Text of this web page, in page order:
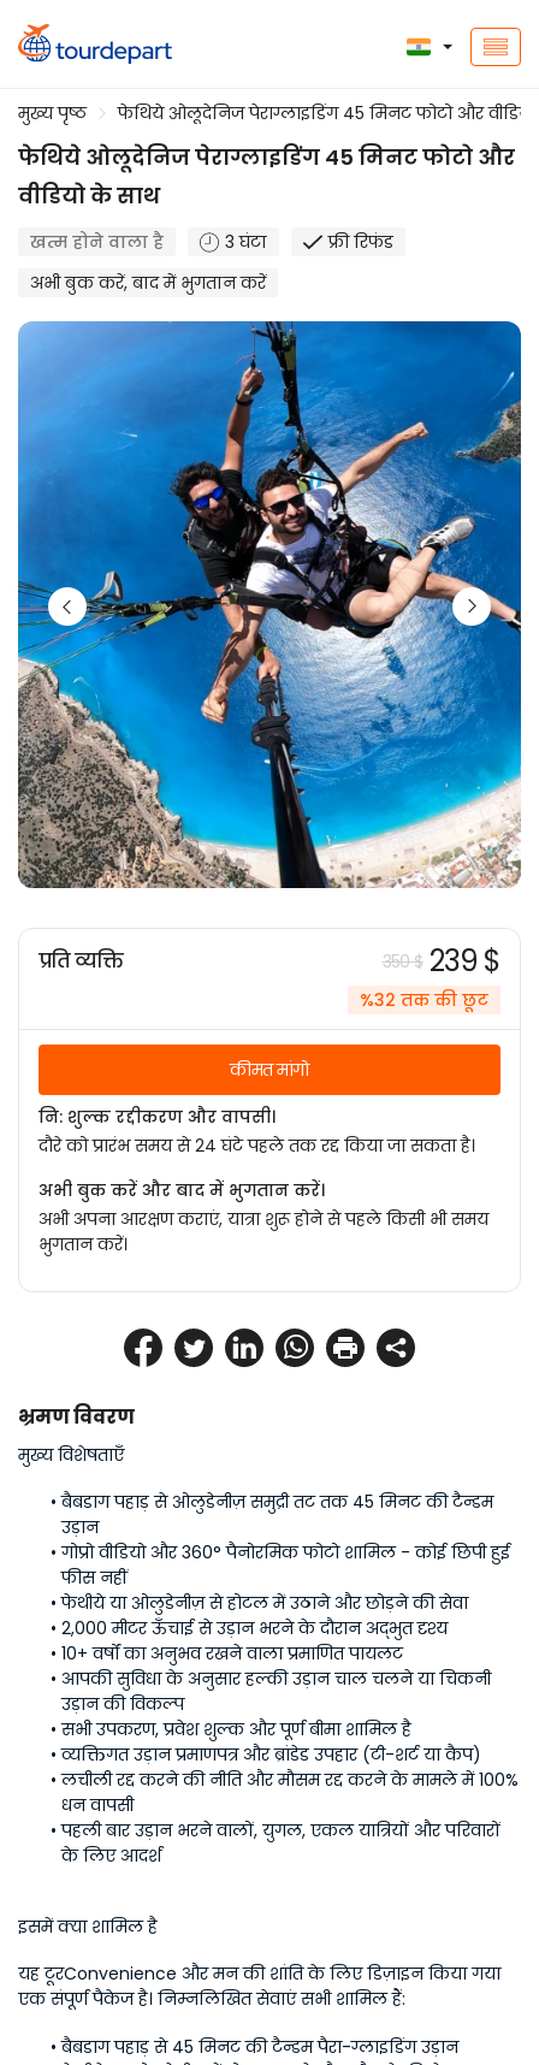
मुख्य पृष्ठ फेथिये ओलूदेनिज पेराग्लाइडिंग 45 मिनट फोटो और
फेथिये ओलूदेनिज पेराग्लाइडिंग 45 मिनट फोटो और
वीडियो के साथ
खत्म होने वाला है 3 घंटा
फ्री रिफंड
अभी बुक करें, बाद में भुगतान करें
भ्रमण विवरण
मुख्य विशेषताएँ
बैबडाग पहाड़ से ओलुडेनीज़ समुद्री तट तक 45 मिनट की टैन्डम
उड़ान
गोप्रो वीडियो और 360° पैनोरमिक फोटो शामिल - कोई छिपी हुई
फीस नहीं
फेथीये या ओलुडेनीज़ से होटल में उठाने और छोड़ने की सेवा
2,000 मीटर ऊँचाई से उड़ान भरने के दौरान अद्भुत दृश्य
10+ वर्षों का अनुभव रखने वाला प्रमाणित पायलट
आपकी सुविधा के अनुसार हल्की उड़ान चाल चलने या चिकनी
उड़ान की विकल्प
सभी उपकरण, प्रवेश शुल्क और पूर्ण बीमा शामिल है
व्यक्तिगत उड़ान प्रमाणपत्र और ब्रांडेड उपहार (टी-शर्ट या कैप)
लचीली रद्द करने की नीति और मौसम रद्द करने के मामले में 100%
धन वापसी
पहली बार उड़ान भरने वालों, युगल, एकल यात्रियों और परिवारों
के लिए आदर्श
इसमें क्या शामिल है
यह टूरConvenience और मन की शांति के लिए डिज़ाइन किया गया
एक संपूर्ण पैकेज है। निम्नलिखित सेवाएं सभी शामिल हैं:
बैबडाग पहाड़ से 45 मिनट की टैन्डम पैरा-ग्लाइडिंग उड़ान
प्रति व्यक्ति 350 $ 239 $
%32 तक की छूट
कीमत मांगो
नि: शुल्क रद्दीकरण और वापसी।
दौरे को प्रारंभ समय से 24 घंटे पहले तक रद्द किया जा सकता है।
अभी बुक करें और बाद में भुगतान करें।
अभी अपना आरक्षण कराएं, यात्रा शुरू होने से पहले किसी भी समय
भुगतान करें।